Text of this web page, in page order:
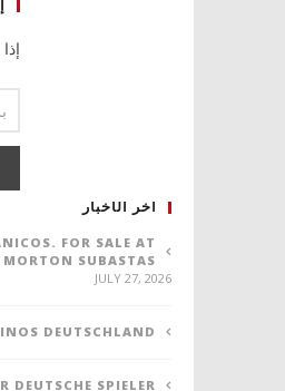
اخر الأخبار
FOR SALE AT
SUBASTAS
JULY 27, 2026
DEUTSCHLAND
DEUTSCHE SPIELER